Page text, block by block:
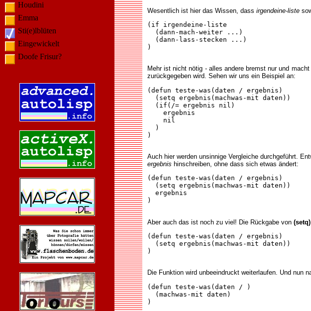
Houdini
Emma
Sti(e)lblüten
Eingewickelt
Doofe Frisur?
Wesentlich ist hier das Wissen, dass irgendeine-liste
(if irgendeine-liste
  (dann-mach-weiter ...)
  (dann-lass-stecken ...)
)
Mehr ist nicht nötig - alles andere bremst nur und
zurückgegeben wird. Sehen wir uns ein Beispiel an:
(defun teste-was(daten / ergebnis)
  (setq ergebnis(machwas-mit daten))
  (if(/= ergebnis nil)
    ergebnis
    nil
  )
)
Auch hier werden unsinnige Vergleiche durchgeführt.
ergebnis hinschreiben, ohne dass sich etwas ändert:
(defun teste-was(daten / ergebnis)
  (setq ergebnis(machwas-mit daten))
  ergebnis
)
Aber auch das ist noch zu viel! Die Rückgabe von (setq)
(defun teste-was(daten / ergebnis)
  (setq ergebnis(machwas-mit daten))
)
Die Funktion wird unbeeindruckt weiterlaufen. Und nun
(defun teste-was(daten / )
  (machwas-mit daten)
)